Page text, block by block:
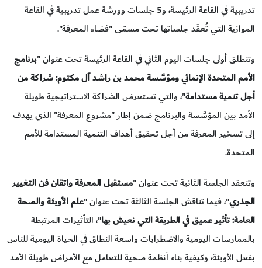
تدريبية في القاعة الرئيسة، و5 جلسات وورشة عمل تدريبية في القاعة
الموازية التي تُعقَد جلساتها تحت مسمّى "فضاء المعرفة".
وتنطلق أولى جلسات اليوم الثاني في القاعة الرئيسة تحت عنوان "برنامج
الأمم المتحدة الإنمائي ومؤسَّسة محمد بن راشد آل مكتوم: شراكة من
أجل تنمية مستدامة"، والتي تستعرض الشراكة الاستراتيجية طويلة
الأمد بين المؤسَّسة والبرنامج ضمن إطار "مشروع المعرفة" الذي يهدف
إلى تسخير المعرفة من أجل تحقيق أهداف التنمية المستدامة للأمم
المتحدة.
وتنعقد الجلسة الثانية تحت عنوان "مستقبل المعرفة واتقان فن التغيير
الجذري"، فيما تناقش الجلسة الثالثة تحت عنوان "علم الأوبئة والصحة
العامة: تأثير عميق في الطريقة التي نعيش بها"، التأثيرات المرتبطة
بالممارسات اليومية والاضطرابات واسعة النطاق في الحياة اليومية للناس
بفعل الأوبئة، وكيفية بناء أنظمة صحية للتعامل مع الأمراض طويلة الأمد